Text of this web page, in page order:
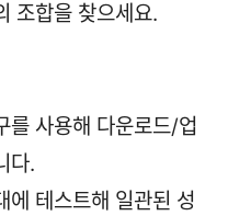
조합을 찾으세요.
를 사용해 다운로드/업
다.
에 테스트해 일관된 성